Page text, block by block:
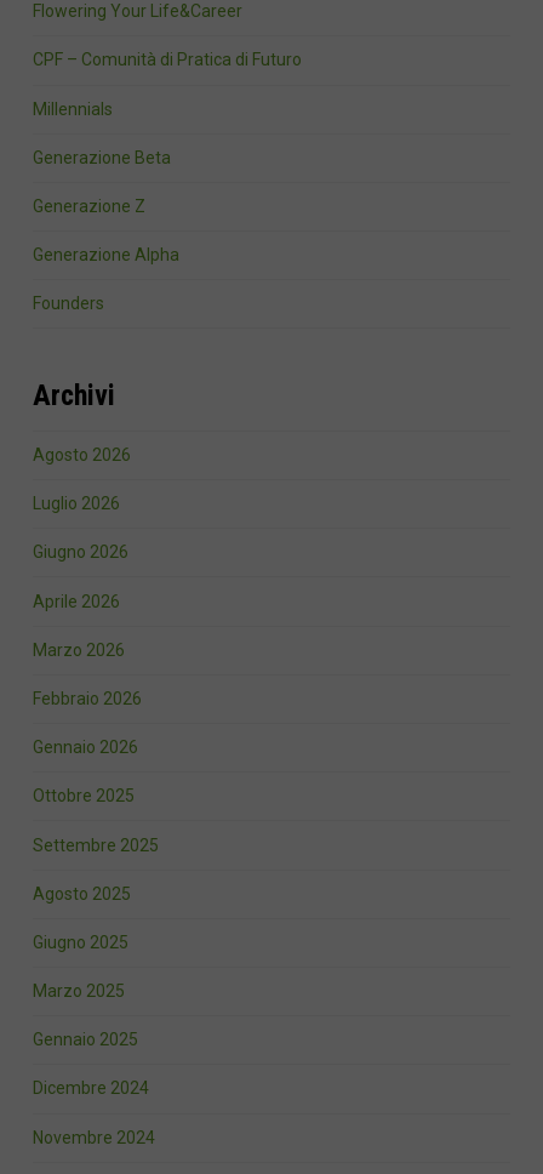
Flowering Your Life&Career
CPF – Comunità di Pratica di Futuro
Millennials
Generazione Beta
Generazione Z
Generazione Alpha
Founders
Archivi
Agosto 2026
Luglio 2026
Giugno 2026
Aprile 2026
Marzo 2026
Febbraio 2026
Gennaio 2026
Ottobre 2025
Settembre 2025
Agosto 2025
Giugno 2025
Marzo 2025
Gennaio 2025
Dicembre 2024
Novembre 2024